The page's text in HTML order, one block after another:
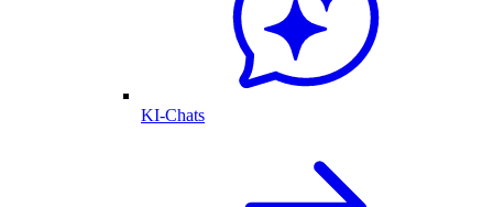
KI-Chats